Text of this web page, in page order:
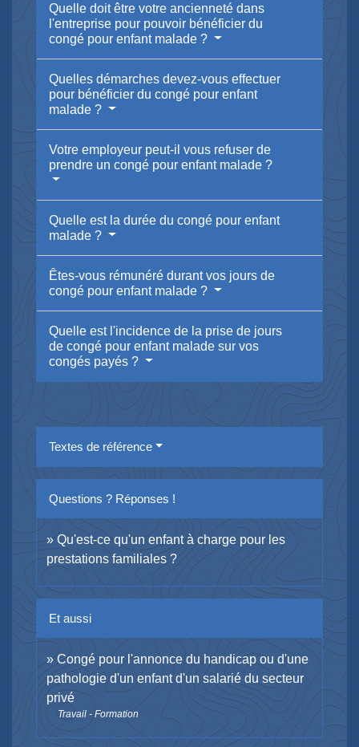
Quelle doit être votre ancienneté dans
l'entreprise pour pouvoir bénéficier du
congé pour enfant malade ?
Quelles démarches devez-vous effectuer
pour bénéficier du congé pour enfant
malade ?
Votre employeur peut-il vous refuser de
prendre un congé pour enfant malade ?
Quelle est la durée du congé pour enfant
malade ?
Êtes-vous rémunéré durant vos jours de
congé pour enfant malade ?
Quelle est l'incidence de la prise de jours
de congé pour enfant malade sur vos
congés payés ?
Textes de référence
Questions ? Réponses !
Qu'est-ce qu'un enfant à charge pour les
prestations familiales ?
Et aussi
Congé pour l'annonce du handicap ou d'une
pathologie d'un enfant d'un salarié du secteur
privé
Travail - Formation